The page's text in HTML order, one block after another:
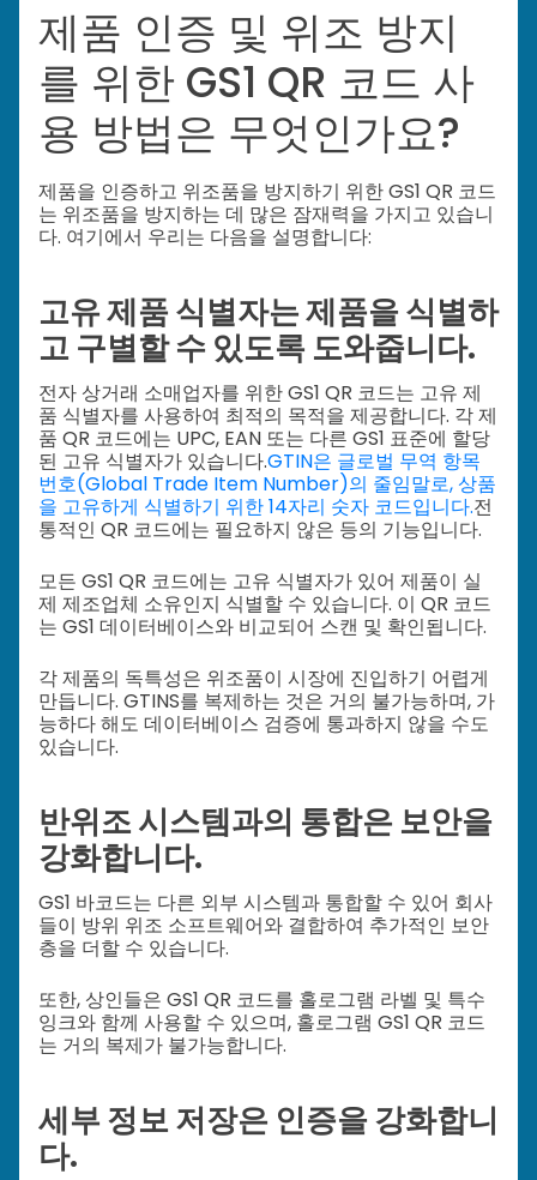
제품 인증 및 위조 방지
를 위한 GS1 QR 코드 사
용 방법은 무엇인가요?
제품을 인증하고 위조품을 방지하기 위한 GS1 QR 코드
는 위조품을 방지하는 데 많은 잠재력을 가지고 있습니
다. 여기에서 우리는 다음을 설명합니다:
고유 제품 식별자는 제품을 식별하
고 구별할 수 있도록 도와줍니다.
전자 상거래 소매업자를 위한 GS1 QR 코드는 고유 제
품 식별자를 사용하여 최적의 목적을 제공합니다. 각 제
품 QR 코드에는 UPC, EAN 또는 다른 GS1 표준에 할당
된 고유 식별자가 있습니다.GTIN은 글로벌 무역 항목
번호(Global Trade Item Number)의 줄임말로, 상품
을 고유하게 식별하기 위한 14자리 숫자 코드입니다.전
통적인 QR 코드에는 필요하지 않은 등의 기능입니다.
모든 GS1 QR 코드에는 고유 식별자가 있어 제품이 실
제 제조업체 소유인지 식별할 수 있습니다. 이 QR 코드
는 GS1 데이터베이스와 비교되어 스캔 및 확인됩니다.
각 제품의 독특성은 위조품이 시장에 진입하기 어렵게
만듭니다. GTINS를 복제하는 것은 거의 불가능하며, 가
능하다 해도 데이터베이스 검증에 통과하지 않을 수도
있습니다.
반위조 시스템과의 통합은 보안을
강화합니다.
GS1 바코드는 다른 외부 시스템과 통합할 수 있어 회사
들이 방위 위조 소프트웨어와 결합하여 추가적인 보안
층을 더할 수 있습니다.
또한, 상인들은 GS1 QR 코드를 홀로그램 라벨 및 특수
잉크와 함께 사용할 수 있으며, 홀로그램 GS1 QR 코드
는 거의 복제가 불가능합니다.
세부 정보 저장은 인증을 강화합니
다.